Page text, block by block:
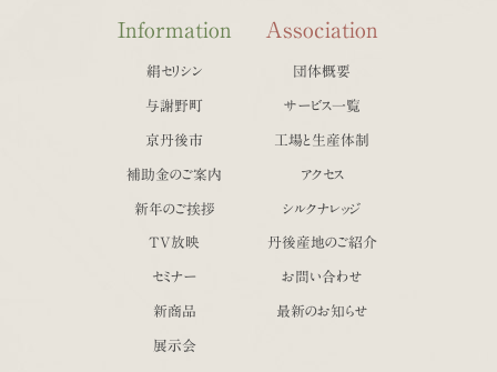
Information
絹セリシン
与謝野町
京丹後市
補助金のご案内
新年のご挨拶
TV放映
セミナー
新商品
展示会
Association
団体概要
サービス一覧
工場と生産体制
アクセス
シルクナレッジ
丹後産地のご紹介
お問い合わせ
最新のお知らせ